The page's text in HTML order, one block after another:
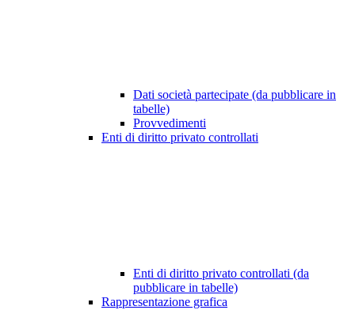
Dati società partecipate (da pubblicare in
tabelle)
Provvedimenti
Enti di diritto privato controllati
Enti di diritto privato controllati (da
pubblicare in tabelle)
Rappresentazione grafica